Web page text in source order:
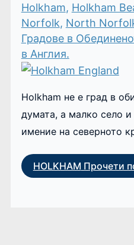
Holkham, Holkham
Norfolk, North
Градове в
в Англия.
Holkham не е град в
думата, а малко село
имение на северното
HOLKHAM Прочети